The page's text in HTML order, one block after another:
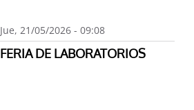
Jue, 21/05/2026 - 09:08
FERIA DE LABORATORIOS